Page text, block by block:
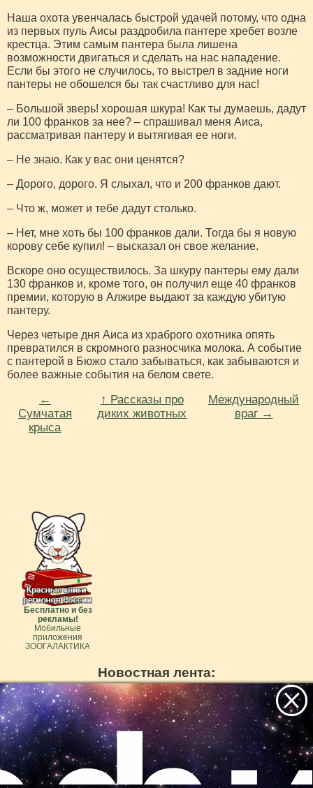
Наша охота увенчалась быстрой удачей потому, что одна
из первых пуль Аисы раздробила пантере хребет возле
крестца. Этим самым пантера была лишена
возможности двигаться и сделать на нас нападение.
Если бы этого не случилось, то выстрел в задние ноги
пантеры не обошелся бы так счастливо для нас!
– Большой зверь! хорошая шкура! Как ты думаешь, дадут
ли 100 франков за нее? – спрашивал меня Аиса,
рассматривая пантеру и вытягивая ее ноги.
– Не знаю. Как у вас они ценятся?
– Дорого, дорого. Я слыхал, что и 200 франков дают.
– Что ж, может и тебе дадут столько.
– Нет, мне хоть бы 100 франков дали. Тогда бы я новую
корову себе купил! – высказал он свое желание.
Вскоре оно осуществилось. За шкуру пантеры ему дали
130 франков и, кроме того, он получил еще 40 франков
премии, которую в Алжире выдают за каждую убитую
пантеру.
Через четыре дня Аиса из храброго охотника опять
превратился в скромного разносчика молока. А событие
с пантерой в Бюжо стало забываться, как забываются и
более важные события на белом свете.
←
Сумчатая
крыса
↑ Рассказы про
диких животных
Международный
враг →
Бесплатно и без
рекламы!
Мобильные
приложения
ЗООГАЛАКТИКА
Новостная лента:
Калейдоскоп
животного мира
Голый землекоп —
животное, которое
словно отказалось
Все самое интересное